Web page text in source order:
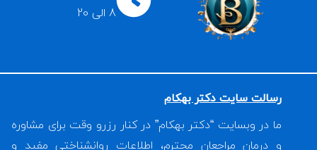
8 الی 20
رسالت سایت دکتر بهکام
ما در وبسایت “دکتر بهکام” در کنار رزرو وقت برای مشاوره
و درمان مراجعان محترم، اطلاعات روانشناختی مفید و